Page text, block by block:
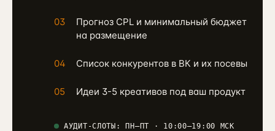
03
Прогноз CPL и минимальный бюджет
на размещение
04 Список конкурентов в ВК и их посевы
05 Идеи 3-5 креативов под ваш продукт
АУДИТ-СЛОТЫ: ПН–ПТ · 10:00–19:00 МСК